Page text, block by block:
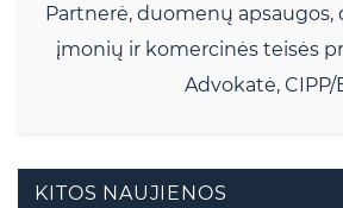
Partnerė, duomenų apsaugos,
įmonių ir komercinės teisės
Advokatė, CIPP/
KITOS NAUJIENOS